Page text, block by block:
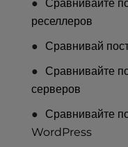
Сравнивайте
реселлеров
Сравнивай
Сравнивайте
серверов
Сравнивайте
WordPress